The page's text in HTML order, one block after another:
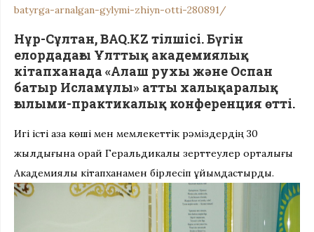
batyrga-arnalgan-gylymi-zhiyn-otti-280891/
Нұр-Сұлтан, BAQ.KZ тілшісі. Бүгін
елордадағы Ұлттық академиялық
кітапханада «Алаш рухы және Оспан
батыр Исламұлы» атты халықаралық
ғылыми-практикалық конференция өтті.
Игі істі қазақ көші мен мемлекеттік рәміздердің 30
жылдығына орай Геральдикалық зерттеулер орталығы
Академиялық кітапханамен бірлесіп ұйымдастырды.